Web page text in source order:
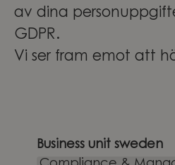
av dina
GDPR.
Vi ser fram emot att
Business unit sweden